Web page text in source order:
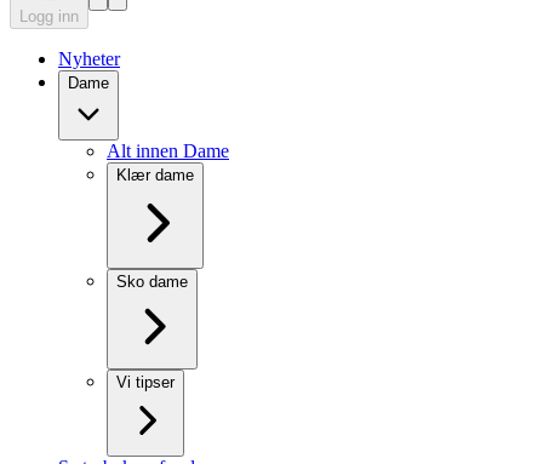
Logg inn
Nyheter
Dame
Alt innen Dame
Klær dame
Sko dame
Vi tipser